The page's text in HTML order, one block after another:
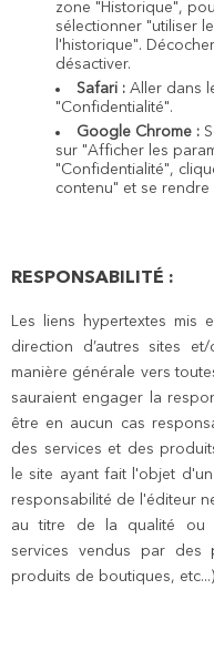
zone "Historique",
sélectionner "utiliser
l'historique".
désactiver.
Safari : Aller dans
"Confidentialité".
Google Chrome :
sur "Afficher les
"Confidentialité",
contenu" et se
RESPONSABILITÉ :
Les liens hypertextes
direction d’autres sites
manière générale vers
sauraient engager la
être en aucun cas
des services et des
le site ayant fait l'objet
responsabilité de l'éditeur
au titre de la qualité ou
services vendus par des
produits de boutiques,